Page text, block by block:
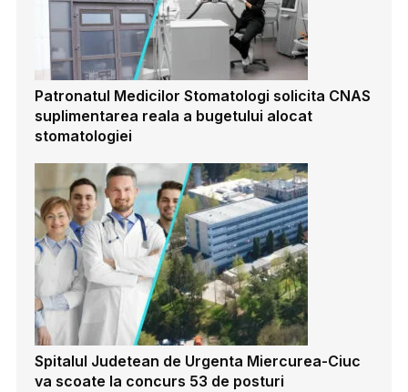
Patronatul Medicilor Stomatologi solicita CNAS
suplimentarea reala a bugetului alocat
stomatologiei
Spitalul Judetean de Urgenta Miercurea-Ciuc
va scoate la concurs 53 de posturi